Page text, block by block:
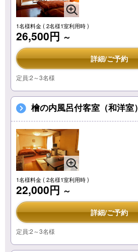
1名様料金( 2名様1室利用時 )
26,500円 ～
詳細/ご予約
定員:2～3名様
檜の内風呂付客室（和洋室）
1名様料金( 2名様1室利用時 )
22,000円 ～
詳細/ご予約
定員:2～3名様